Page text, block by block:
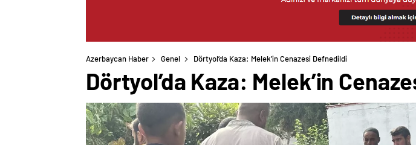
Azerbaycan Haber Genel Dörtyol’da Kaza: Melek’in Cenazesi Defnedildi
Dörtyol’da Kaza: Melek’in